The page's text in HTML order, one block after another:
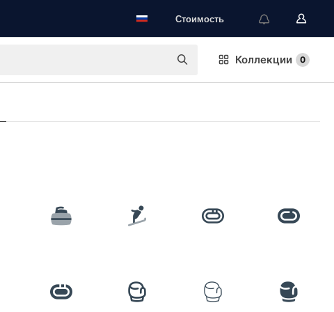
Стоимость
Коллекции 0